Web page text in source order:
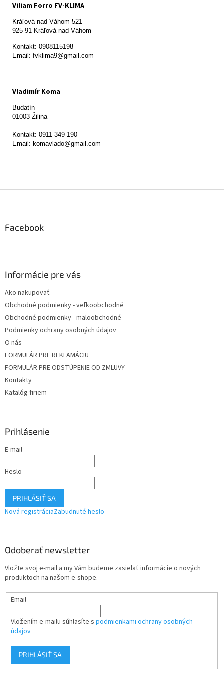
Viliam Forro FV-KLIMA
Kráľová nad Váhom 521
Kontakt: 0908115198
Email: fvklima9@gmail.com
Vladimír Koma
Budatín
01003 Žilina
Kontakt: 0911 349 190
Facebook
Informácie pre vás
Ako nakupovať
Obchodné podmienky - veľkoobchodné
Obchodné podmienky - maloobchodné
Podmienky ochrany osobných údajov
O nás
FORMULÁR PRE REKLAMÁCIU
FORMULÁR PRE ODSTÚPENIE OD ZMLUVY
Kontakty
Katalóg firiem
Prihlásenie
E-mail
Heslo
PRIHLÁSIŤ SA
Nová registráciaZabudnuté heslo
Odoberať newsletter
Vložte svoj e-mail a my Vám budeme zasielať informácie o nových
produktoch na našom e-shope.
Email
Vložením e-mailu súhlasíte s podmienkami ochrany osobných
údajov
PRIHLÁSIŤ SA